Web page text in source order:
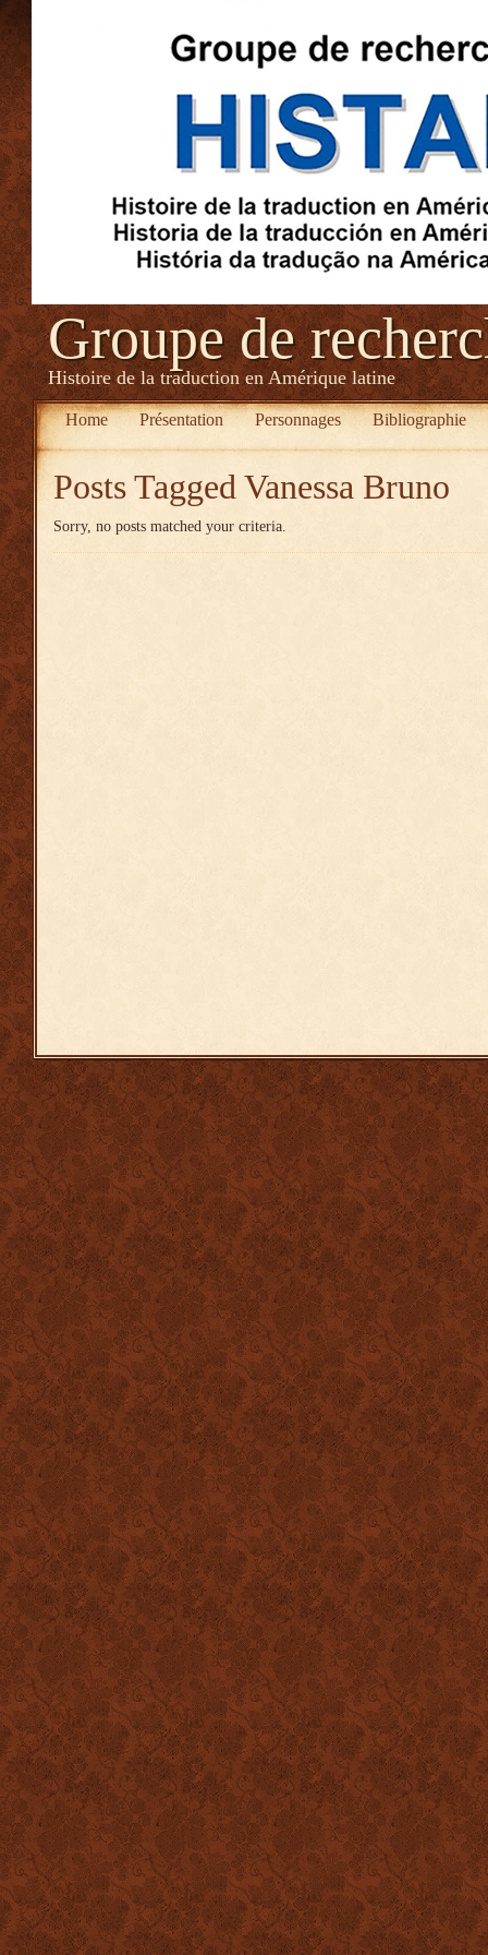
Groupe de
Histoire de la traduction en Amérique latine
Home Présentation Personnages Bibliographie
Posts Tagged Vanessa Bruno
Sorry, no posts matched your criteria.